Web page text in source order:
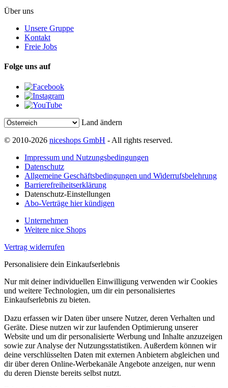
Über uns
Unsere Gruppe
Kontakt
Freie Jobs
Folge uns auf
Land ändern
© 2010-2026 niceshops GmbH - All rights reserved.
Impressum und Nutzungsbedingungen
Datenschutz
Allgemeine Geschäftsbedingungen und Widerrufsbelehrung
Barrierefreiheitserklärung
Datenschutz-Einstellungen
Abo-Verträge hier kündigen
Unternehmen
Weitere nice Shops
Vertrag widerrufen
Personalisiere dein Einkaufserlebnis
Nur mit deiner individuellen Einwilligung verwenden wir Cookies
und weitere Technologien, um dir ein personalisiertes
Einkaufserlebnis zu bieten.
Dazu erfassen wir Daten über unsere Nutzer, deren Verhalten und
Geräte. Diese nutzen wir zur laufenden Optimierung unserer
Website und um dir personalisierte Werbung und Inhalte anzuzeigen
sowie zur Analyse der Nutzungsstatistiken. Außerdem können wir
deine verschlüsselten Daten mit externen Anbietern abgleichen und
dir über deren Online-Werbekanäle Angebote anzeigen, nur wenn
du deren Dienste bereits selbst nutzt.